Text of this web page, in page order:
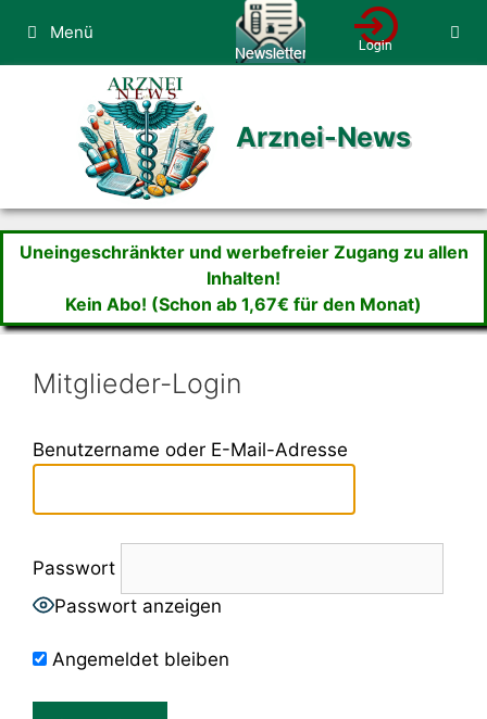
Inhalt
springen
Menü
Arznei-News
Uneingeschränkter und werbefreier Zugang zu allen
Inhalten!
Kein Abo! (Schon ab 1,67€ für den Monat)
Mitglieder-Login
Benutzername oder E-Mail-Adresse
Passwort
Passwort anzeigen
Angemeldet bleiben